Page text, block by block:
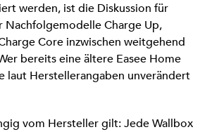
werden, ist die Diskussion für
Nachfolgemodelle Charge Up,
Core inzwischen weitgehend
bereits eine ältere Easee Home
laut Herstellerangaben unverändert
vom Hersteller gilt: Jede Wallbox